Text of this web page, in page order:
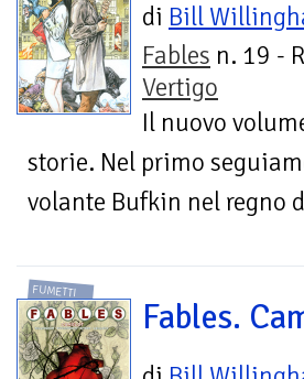
di Bill
Fables n. 19 -
Vertigo
Il nuovo
storie. Nel primo
volante Bufkin nel regno
FUMETTI
Fables.